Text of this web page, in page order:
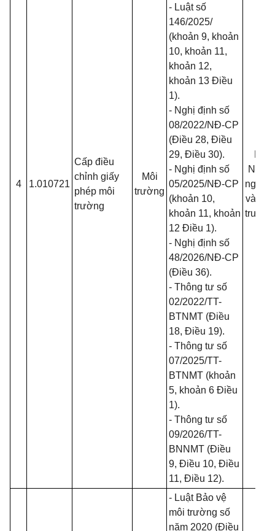
4 1.010721
Cấp điều
chỉnh giấy
phép môi
trường
Môi
trường
- Luật số
146/2025/
(khoản 9, khoản
10, khoản 11,
khoản 12,
khoản 13 Điều
1).
- Nghị định số
08/2022/NĐ-CP
(Điều 28, Điều
29, Điều 30).
- Nghị định số
05/2025/NĐ-CP
(khoản 10,
khoản 11, khoản
12 Điều 1).
- Nghị định số
48/2026/NĐ-CP
(Điều 36).
- Thông tư số
02/2022/TT-
BTNMT (Điều
18, Điều 19).
- Thông tư số
07/2025/TT-
BTNMT (khoản
5, khoản 6 Điều
1).
- Thông tư số
09/2026/TT-
BNNMT (Điều
9, Điều 10, Điều
11, Điều 12).
Nông
nghiệp
và Môi
trường
- Luật Bảo vệ
môi trường số
năm 2020 (Điều